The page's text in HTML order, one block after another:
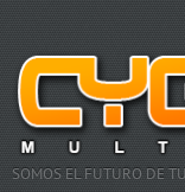
SOMOS EL FUTURO DE